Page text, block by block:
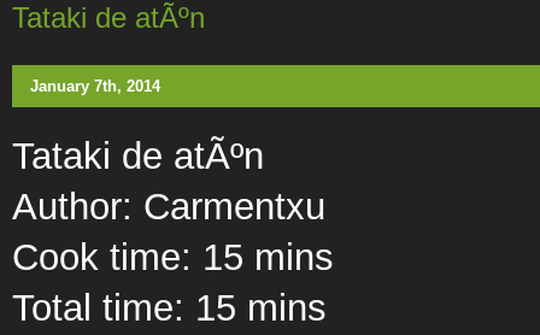
Tataki de atÃºn
January 7th, 2014
Tataki de atÃºn
Author: Carmentxu
Cook time: 15 mins
Total time: 15 mins